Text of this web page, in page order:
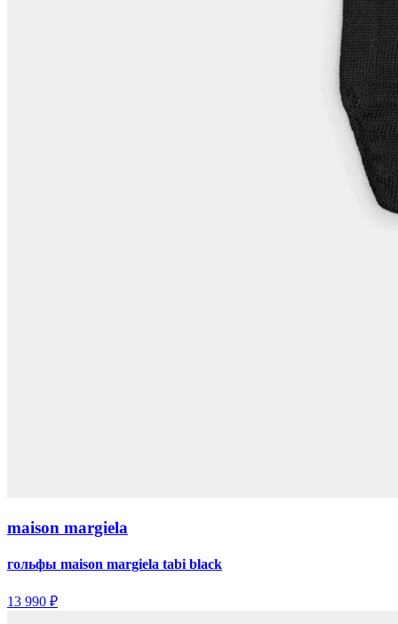
maison margiela
гольфы maison margiela tabi black
13 990 ₽